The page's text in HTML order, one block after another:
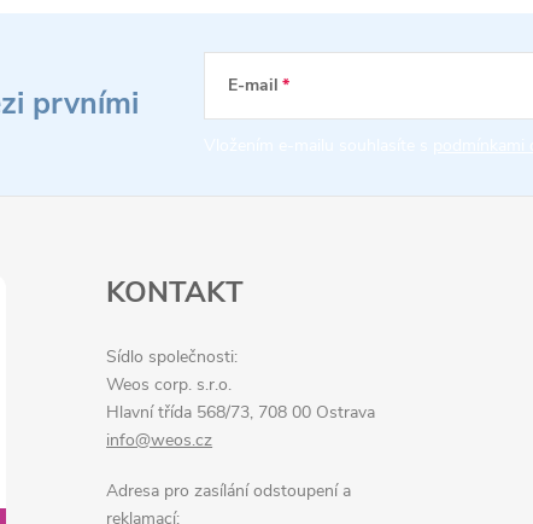
prvními E-mail
KONTAKT
Sídlo společnosti:
Weos corp. s.r.o.
Hlavní třída 568/73, 708 00 Ostrava
info@weos.cz
Adresa pro zasílání odstoupení a
reklamací: